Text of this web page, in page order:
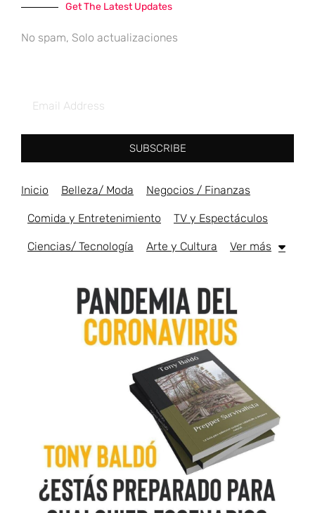
Get The Latest Updates
No spam, Solo actualizaciones
SUBSCRIBE
Inicio Belleza/ Moda Negocios / Finanzas
Comida y Entretenimiento TV y Espectáculos
Ciencias/ Tecnología Arte y Cultura Ver más